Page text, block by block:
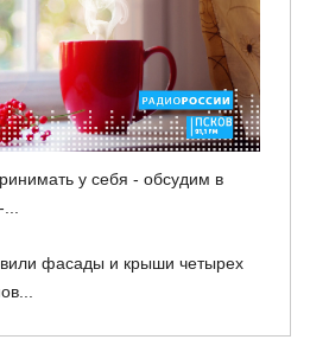
у себя - обсудим в
фасады и крыши четырех